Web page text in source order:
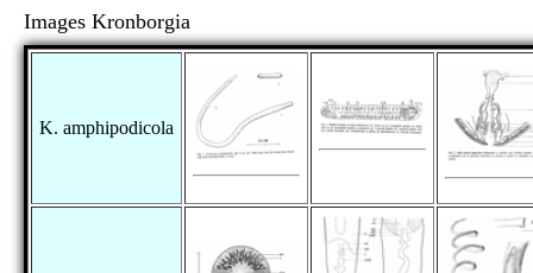
Images Kronborgia
K. amphipodicola